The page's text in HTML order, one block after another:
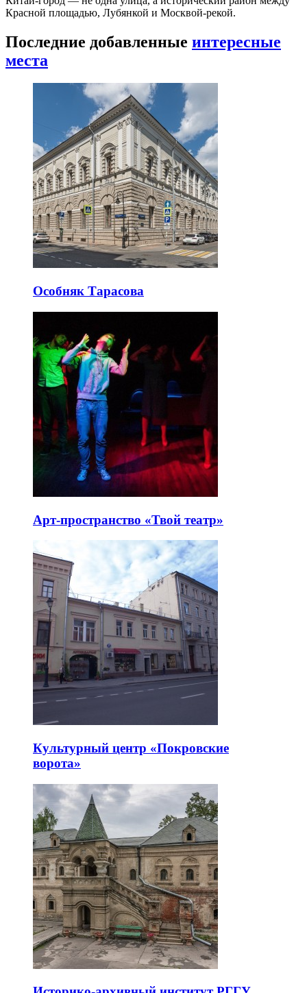
Красной площадью, Лубянкой и Москвой-рекой.
Последние добавленные интересные
места
Особняк Тарасова
Арт-пространство «Твой театр»
Культурный центр «Покровские
ворота»